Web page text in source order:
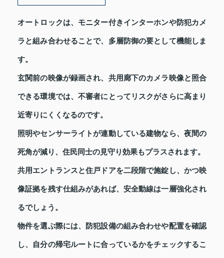
オートロックは、モニター付きインターホンや防犯カメ
ラと組み合わせることで、多層防御の要として機能しま
す。
玄関前の映像が録画され、共用廊下のカメラ映像と照合
できる環境では、不審者にとってリスクがさらに高まり
近寄りにくくなるのです。
照明やセンサーライトが連動している建物なら、夜間の
死角が減り、住民同士の見守り効果もプラスされます。
共用エントランスと住戸ドアを二段階で施錠し、かつ映
像証拠を残す仕組みがあれば、安全動線は一層強化され
るでしょう。
物件を選ぶ際には、防犯設備の組み合わせや配置を確認
し、自分の帰宅ルートに合っているかをチェックするこ